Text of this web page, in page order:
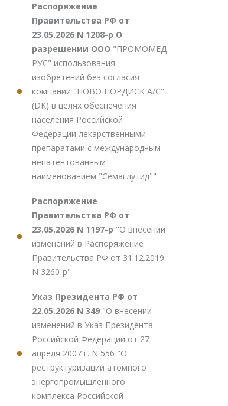
Распоряжение
Правительства РФ от
23.05.2026 N 1208-р О
разрешении ООО "ПРОМОМЕД
РУС" использования
изобретений без согласия
компании "НОВО НОРДИСК А/С"
(DK) в целях обеспечения
населения Российской
Федерации лекарственными
препаратами с международным
непатентованным
наименованием "Семаглутид""
Распоряжение
Правительства РФ от
23.05.2026 N 1197-р "О внесении
изменений в Распоряжение
Правительства РФ от 31.12.2019
N 3260-р"
Указ Президента РФ от
22.05.2026 N 349 "О внесении
изменений в Указ Президента
Российской Федерации от 27
апреля 2007 г. N 556 "О
реструктуризации атомного
энергопромышленного
комплекса Российской